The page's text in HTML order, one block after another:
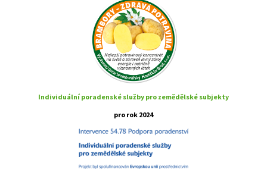
Individuální poradenské služby pro zemědělské subjekty
pro rok 2024